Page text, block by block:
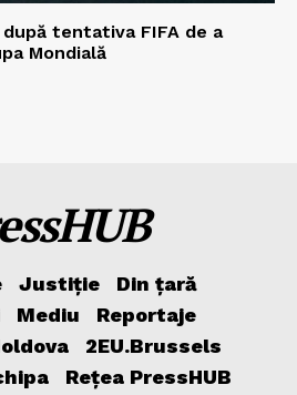
tentativa FIFA de a
Mondială
Justiție
Din țară
Mediu
Reportaje
2EU.Brussels
Rețea PressHUB